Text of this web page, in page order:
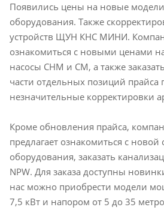
Появились цены на новые
оборудования. Также
устройств ЩУН КНС МИНИ.
ознакомиться с новыми ценами
насосы СНМ и СМ, а также
части отдельных позиций прайса
незначительные корректировки
Кроме обновления прайса,
предлагает ознакомиться с новой
оборудования, заказать
NPW. Для заказа доступны
нас можно приобрести модели
7,5 кВт и напором от 5 до 35